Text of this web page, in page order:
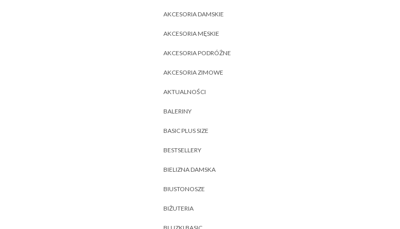
AKCESORIA DAMSKIE
AKCESORIA MĘSKIE
AKCESORIA PODRÓŻNE
AKCESORIA ZIMOWE
AKTUALNOŚCI
BALERINY
BASIC PLUS SIZE
BESTSELLERY
BIELIZNA DAMSKA
BIUSTONOSZE
BIŻUTERIA